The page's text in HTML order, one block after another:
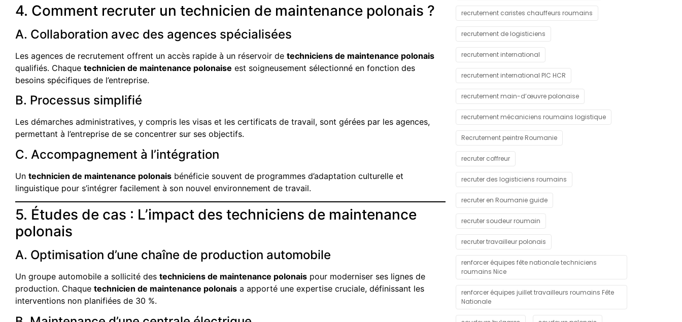
4. Comment recruter un technicien de maintenance polonais ?
A. Collaboration avec des agences spécialisées
Les agences de recrutement offrent un accès rapide à un réservoir de techniciens de maintenance polonais
qualifiés. Chaque technicien de maintenance polonaise est soigneusement sélectionné en fonction des
besoins spécifiques de l’entreprise.
B. Processus simplifié
Les démarches administratives, y compris les visas et les certificats de travail, sont gérées par les agences,
permettant à l’entreprise de se concentrer sur ses objectifs.
C. Accompagnement à l’intégration
Un technicien de maintenance polonais bénéficie souvent de programmes d’adaptation culturelle et
linguistique pour s’intégrer facilement à son nouvel environnement de travail.
5. Études de cas : L’impact des techniciens de maintenance
polonais
A. Optimisation d’une chaîne de production automobile
Un groupe automobile a sollicité des techniciens de maintenance polonais pour moderniser ses lignes de
production. Chaque technicien de maintenance polonais a apporté une expertise cruciale, définissant les
interventions non planifiées de 30 %.
recrutement caristes chauffeurs roumains
recrutement de logisticiens
recrutement international
recrutement international PIC HCR
recrutement main-d’œuvre polonaise
recrutement mécaniciens roumains logistique
Recrutement peintre Roumanie
recruter coffreur
recruter des logisticiens roumains
recruter en Roumanie guide
recruter soudeur roumain
recruter travailleur polonais
renforcer équipes fête nationale techniciens
roumains Nice
renforcer équipes juillet travailleurs roumains Fête
Nationale